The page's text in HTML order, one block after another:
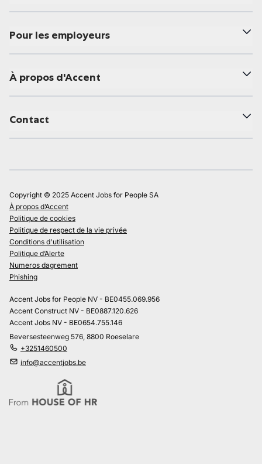
Pour les employeurs
À propos d'Accent
Contact
Copyright © 2025 Accent Jobs for People SA
À propos d’Accent
Politique de cookies
Politique de respect de la vie privée
Conditions d'utilisation
Politique d’Alerte
Numeros dagrement
Phishing
Accent Jobs for People NV - BE0455.069.956
Accent Construct NV - BE0887.120.626
Accent Jobs NV - BE0654.755.146
Beversesteenweg 576, 8800 Roeselare
+3251460500
info@accentjobs.be